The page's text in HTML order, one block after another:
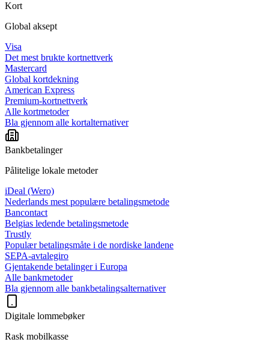
Kort
Global aksept
Visa
Det mest brukte kortnettverk
Mastercard
Global kortdekning
American Express
Premium-kortnettverk
Alle kortmetoder
Bla gjennom alle kortalternativer
Bankbetalinger
Pålitelige lokale metoder
iDeal (Wero)
Nederlands mest populære betalingsmetode
Bancontact
Belgias ledende betalingsmetode
Trustly
Populær betalingsmåte i de nordiske landene
SEPA-avtalegiro
Gjentakende betalinger i Europa
Alle bankmetoder
Bla gjennom alle bankbetalingsalternativer
Digitale lommebøker
Rask mobilkasse